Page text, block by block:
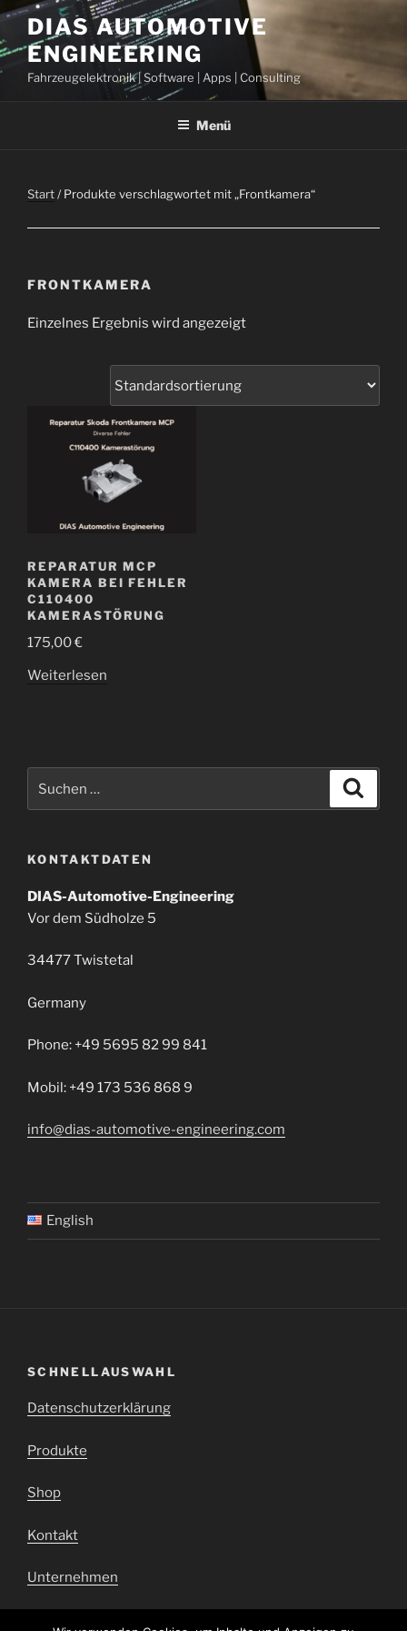
Zum
Inhalt
springen
DIAS AUTOMOTIVE
ENGINEERING
Fahrzeugelektronik | Software | Apps | Consulting
Menü
Start/ Produkte verschlagwortet mit „Frontkamera“
FRONTKAMERA
Einzelnes Ergebnis wird angezeigt
REPARATUR MCP
KAMERA BEI FEHLER
C110400
KAMERASTÖRUNG
175,00€
Weiterlesen
KONTAKTDATEN
DIAS-Automotive-Engineering
Vor dem Südholze 5
34477 Twistetal
Germany
Phone: +49 5695 82 99 841
Mobil: +49 173 536 868 9
info@dias-automotive-engineering.com
English
SCHNELLAUSWAHL
Datenschutzerklärung
Produkte
Shop
Kontakt
Unternehmen